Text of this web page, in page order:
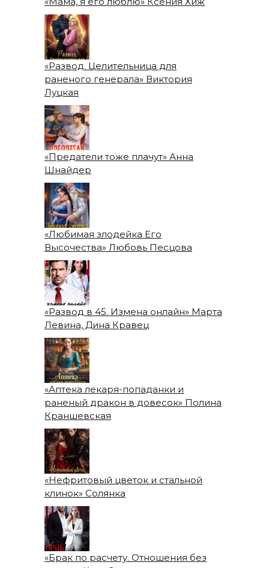
«Развод. Целительница для
раненого генерала» Виктория
Луцкая
«Предатели тоже плачут» Анна
Шнайдер
«Любимая злодейка Его
Высочества» Любовь Песцова
«Развод в 45. Измена онлайн» Марта
Левина, Дина Кравец
«Аптека лекаря-попаданки и
раненый дракон в довесок» Полина
Краншевская
«Нефритовый цветок и стальной
клинок» Солянка
«Брак по расчету. Отношения без